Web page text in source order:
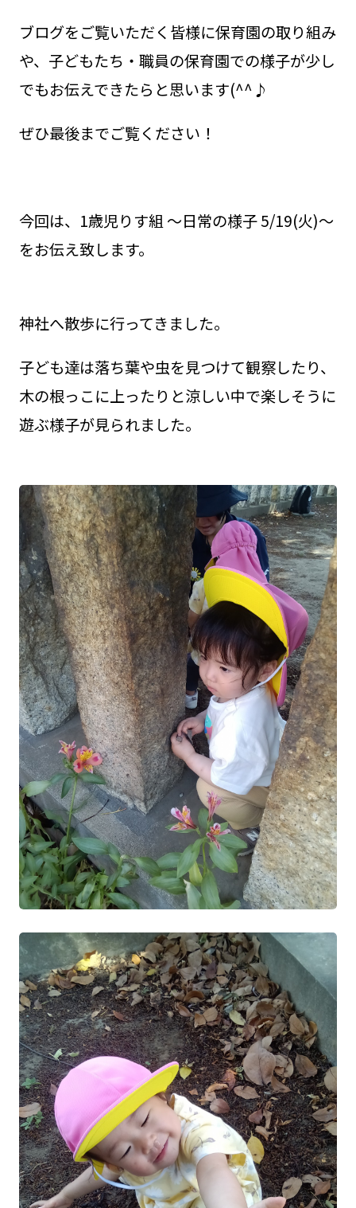
ブログをご覧いただく皆様に保育園の取り組み
や、子どもたち・職員の保育園での様子が少し
でもお伝えできたらと思います(^^♪
ぜひ最後までご覧ください！
今回は、1歳児りす組 ～日常の様子 5/19(火)～
をお伝え致します。
神社へ散歩に行ってきました。
子ども達は落ち葉や虫を見つけて観察したり、
木の根っこに上ったりと涼しい中で楽しそうに
遊ぶ様子が見られました。